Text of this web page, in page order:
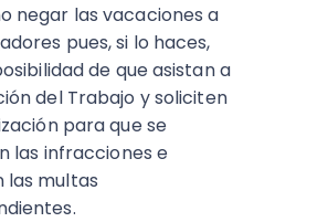
negar las vacaciones a
pues, si lo haces,
de que asistan a
del Trabajo y soliciten
para que se
las infracciones e
las multas